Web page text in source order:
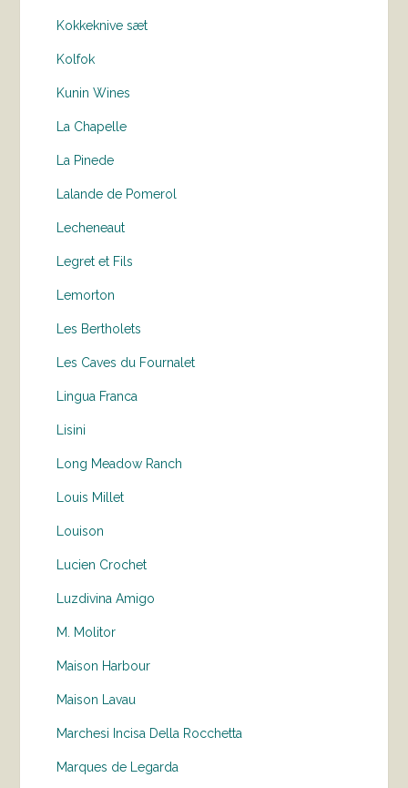
Kokkeknive sæt
Kolfok
Kunin Wines
La Chapelle
La Pinede
Lalande de Pomerol
Lecheneaut
Legret et Fils
Lemorton
Les Bertholets
Les Caves du Fournalet
Lingua Franca
Lisini
Long Meadow Ranch
Louis Millet
Louison
Lucien Crochet
Luzdivina Amigo
M. Molitor
Maison Harbour
Maison Lavau
Marchesi Incisa Della Rocchetta
Marques de Legarda